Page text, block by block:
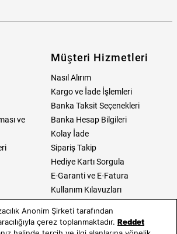
ve
Müşteri Hizmetleri
Nasıl Alırım
Kargo ve İade İşlemleri
Banka Taksit Seçenekleri
Banka Hesap Bilgileri
Kolay İade
Sipariş Takip
Hediye Kartı Sorgula
E-Garanti ve E-Fatura
Kullanım Kılavuzları
Kategoriler
Anonim Şirketi tarafından
çerez toplanmaktadır. Reddet